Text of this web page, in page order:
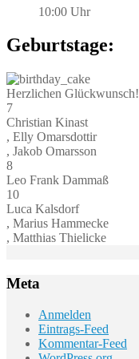
10:00 Uhr
Geburtstage:
Herzlichen Glückwunsch!
7
Christian Kinast
, Elly Omarsdottir
, Jakob Omarsson
8
Leo Frank Dammaß
10
Luca Kalsdorf
, Marius Hammecke
, Matthias Thielicke
Meta
Anmelden
Eintrags-Feed
Kommentar-Feed